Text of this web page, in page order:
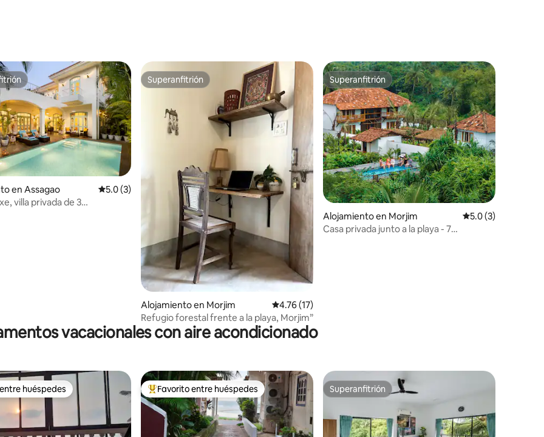
de 5, 277 reseñas
de 5, 12 reseñas
en Assagao Calificación promedio: 5.0 de 5, 3 reseñas
5.0 (3)
villa privada de 3
Superanfitrión
Superanfitrión
Alojamiento en Morjim Calificación promedio: 4.76 de 5, 17 reseñas
4.76 (17)
Refugio forestal frente a la playa, Morjim”
Superanfitrión
Superanfitrión
Alojamiento en Morjim Calificación
5.0 (3)
Casa privada junto a la playa - 7
vacacionales con aire acondicionado
huéspedes
huéspedes Favorito entre huéspedes preferido
Favorito entre huéspedes Superanfitrión
Superanfitrión